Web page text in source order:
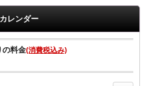
ます。
（LO９：３０）
の提供となる場合がございます。
レンダー
の料金(消費税込み)